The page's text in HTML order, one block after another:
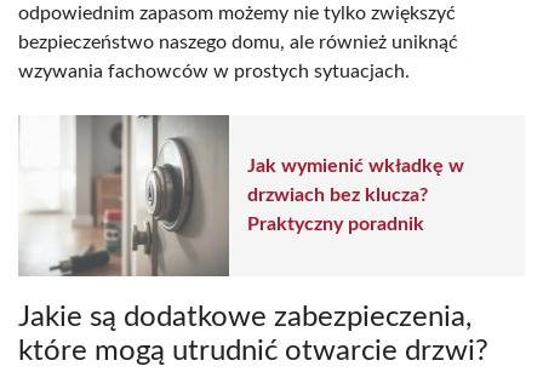
odpowiednim zapasom możemy nie tylko zwiększyć
bezpieczeństwo naszego domu, ale również uniknąć
wzywania fachowców w prostych sytuacjach.
Jak wymienić wkładkę w
drzwiach bez klucza?
Praktyczny poradnik
Jakie są dodatkowe zabezpieczenia,
które mogą utrudnić otwarcie drzwi?